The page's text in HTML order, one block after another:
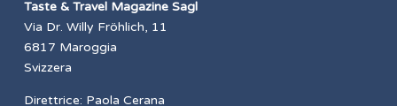
Taste & Travel Magazine Sagl
Via Dr. Willy Fröhlich, 11
6817 Maroggia
Svizzera
Direttrice: Paola Cerana